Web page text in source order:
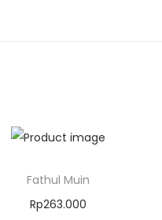
Fathul Muin
Rp263.000